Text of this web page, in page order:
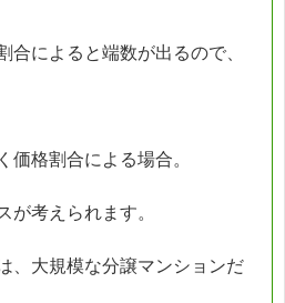
合によると端数が出るので、
価格割合による場合。
が考えられます。
、大規模な分譲マンションだ